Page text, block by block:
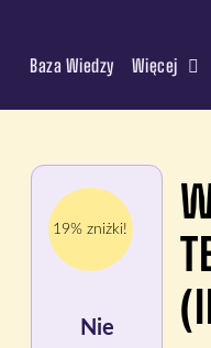
Baza Wiedzy Więcej
19% zniżki!
Nie